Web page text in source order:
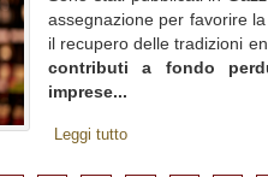
assegnazione per favorire
il recupero delle tradizioni
contributi a fondo
imprese...
Leggi tutto